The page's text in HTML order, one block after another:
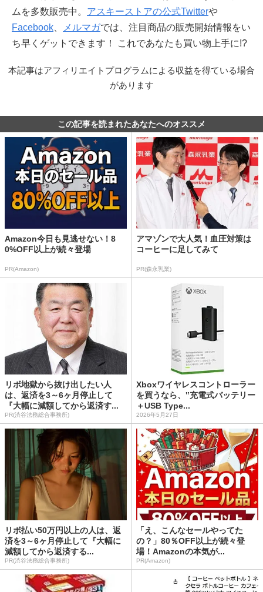
ムを多数販売中。 アスキーストアの公式Twitterや
Facebook
メルマガでは、注目商品の販売開始情報をい
ち早くゲットできます！ これであなたも買い物上手に!?
本記事はアフィリエイトプログラムによる収益を得ている場合
があります
この記事を読まれたあなたへのオススメ
Amazon今日も見逃せない！8
0%OFF以上が続々登場
PR(Amazon)
アマゾンで大人気！血圧対策は
コーヒーに足してみて
PR(森永乳業)
リボ地獄から抜け出したい人
は、返済を3～6ヶ月停止して
『大幅に減額してから返済す...
PR(渋谷法務総合事務所)
Xboxワイヤレスコントローラー
を買うなら、‟充電式バッテリー
＋USB Type...
2026年5月27日
リボ払い50万円以上の人は、返
済を3～6ヶ月停止して『大幅に
減額してから返済する...
PR(渋谷法務総合事務所)
「え、こんなセールやってた
の？」80％OFF以上が続々登
場！Amazonの本気が...
PR(Amazon)